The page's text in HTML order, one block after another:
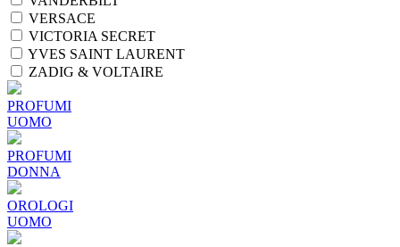
VERSACE
VICTORIA SECRET
YVES SAINT LAURENT
ZADIG & VOLTAIRE
PROFUMI
UOMO
PROFUMI
DONNA
OROLOGI
UOMO